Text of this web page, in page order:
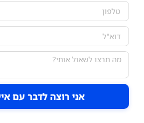
אני רוצה לדבר עם